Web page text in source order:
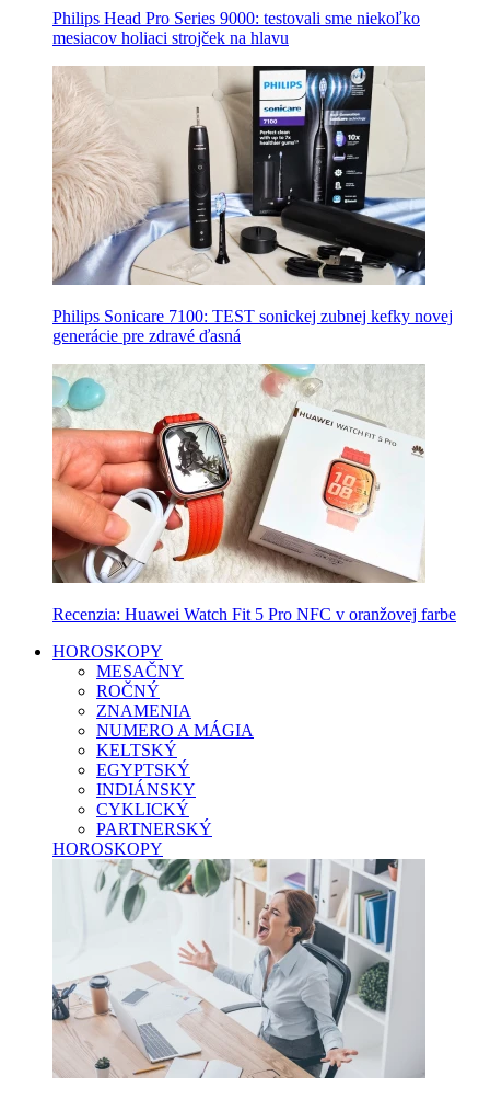
Philips Head Pro Series 9000: testovali sme niekoľko
mesiacov holiaci strojček na hlavu
Philips Sonicare 7100: TEST sonickej zubnej kefky novej
generácie pre zdravé ďasná
Recenzia: Huawei Watch Fit 5 Pro NFC v oranžovej farbe
HOROSKOPY
MESAČNY
ROČNÝ
ZNAMENIA
NUMERO A MÁGIA
KELTSKÝ
EGYPTSKÝ
INDIÁNSKY
CYKLICKÝ
PARTNERSKÝ
HOROSKOPY